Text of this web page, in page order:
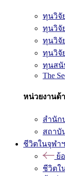
ทุนวิจั
ทุนวิจั
ทุนวิจั
ทุนวิจั
ทุนสนั
The
หน่วยงานด้
สำนัก
สถาบั
ชีวิตในจุฬาฯ
ย้
ชีวิตใ